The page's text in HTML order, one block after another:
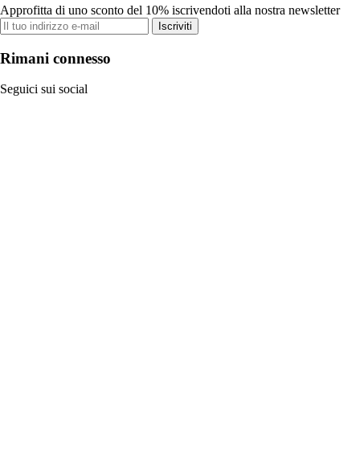
Approfitta di uno sconto del 10% iscrivendoti alla nostra newsletter
Iscriviti
Rimani connesso
Seguici sui social